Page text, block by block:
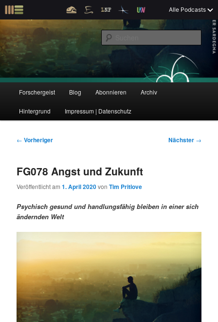
m
p
r
i
ä
Alle Podcasts
Forschergeist
Der Interview-Podcast zu Bildung und Forschung
u
e
p
Z
u
r
m
ä
r
n
Z
u
e
u
n
d
r
Forschergeist Blog Abonnieren Archiv
Hintergrund Impressum | Datenschutz
B
t
a
s
n
a
v
g
a
t
i
o
n
← Vorheriger Nächster →
FG078 Angst und Zukunft
Veröffentlicht am1. April 2020vonTim Pritlove
Psychisch gesund und handlungsfähig bleiben in einer sich
ändernden Welt